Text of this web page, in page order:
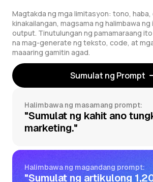
Magtakda ng mga limitasyon: tono, haba,
kinakailangan, magsama ng halimbawa ng
output. Tinutulungan ng pamamaraang
na mag-generate ng teksto, code, at
maaaring gamitin agad.
Sumulat ng Prompt
Halimbawa ng masamang prompt:
"Sumulat ng kahit ano
marketing."
Halimbawa ng magandang prompt:
"Sumulat ng artikulong